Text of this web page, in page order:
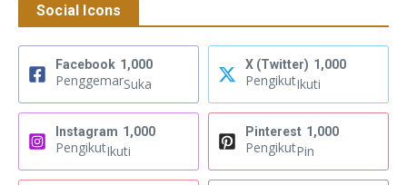
Social Icons
Facebook 1,000
PenggemarSuka
X (Twitter) 1,000
PengikutIkuti
Instagram 1,000
PengikutIkuti
Pinterest 1,000
PengikutPin